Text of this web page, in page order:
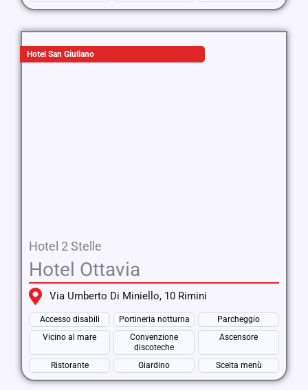
Hotel San Giuliano
Hotel 2 Stelle
Hotel Ottavia
Via Umberto Di Miniello, 10 Rimini
Accesso disabili Portineria notturna
Parcheggio
Vicino al mare
Convenzione
discoteche
Ascensore
Ristorante Giardino Scelta menù